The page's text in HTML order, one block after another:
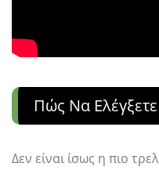
Πώς Να
Δεν είναι ίσως η πιο